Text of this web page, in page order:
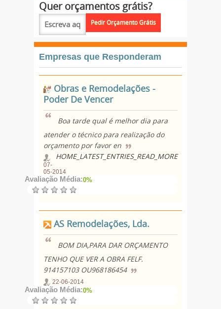
Quer orçamentos grátis?
Empresas que Responderam
Obras e Remodelações -
Poder De Vencer
Boa tarde qual é melhor dia para
atender o técnico para realização do
orçamento por favor en
HOME_LATEST_ENTRIES_READ_MORE
07-
05-2014
Avaliação Média:0%
AS Remodelações, Lda.
BOM DIA,PARA DAR ORÇAMENTO
TENHO QUE VER A OBRA FELF.
914157103 OU968186454
22-06-2014
Avaliação Média:0%